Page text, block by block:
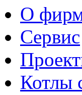
О
Сервис
Котлы